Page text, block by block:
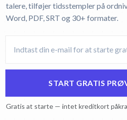
talere, tilføjer tidsstempler på
Word, PDF, SRT og 30+ formater.
START GRATIS
Gratis at starte — intet kreditkort